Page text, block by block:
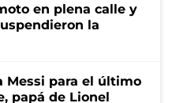
en plena calle y
la
Messi para el último
papá de Lionel